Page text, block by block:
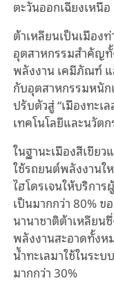
ตะวันออกเฉียงเหนือ
ต้าเหลียนเป็นเมือง
อุตสาหกรรมสำคัญทั้
พลังงาน เคมีภัณฑ์ แ
กับอุตสาหกรรมหนั
ปรับตัวสู่ “เมืองทะเ
เทคโนโลยีและนวัต
ในฐานะเมืองสีเขีย
ใช้รถยนต์พลังงานใ
ไฮโดรเจนให้บริกา
เป็นมากกว่า 80%
นานาชาติต้าเหลียน
พลังงานสะอาดทั้งห
น้ำทะเลมาใช้ในระ
มากกว่า 30%